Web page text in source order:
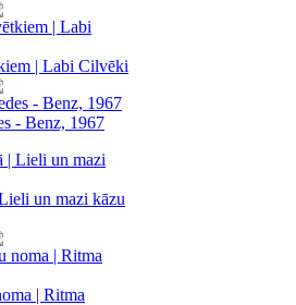
| Labi Cilvēki
- Benz, 1967
un mazi kāzu
| Ritma